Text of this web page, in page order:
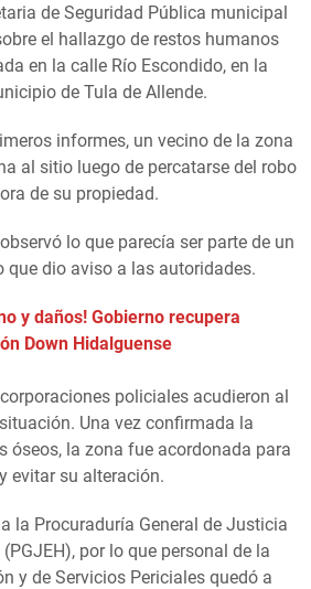
de Seguridad Pública municipal
el hallazgo de restos humanos
en la calle Río Escondido, en la
de Tula de Allende.
informes, un vecino de la zona
al sitio luego de percatarse del robo
de su propiedad.
lo que parecía ser parte de un
que dio aviso a las autoridades.
y daños! Gobierno recupera
Down Hidalguense
policiales acudieron al
Una vez confirmada la
óseos, la zona fue acordonada para
evitar su alteración.
la Procuraduría General de Justicia
por lo que personal de la
y de Servicios Periciales quedó a